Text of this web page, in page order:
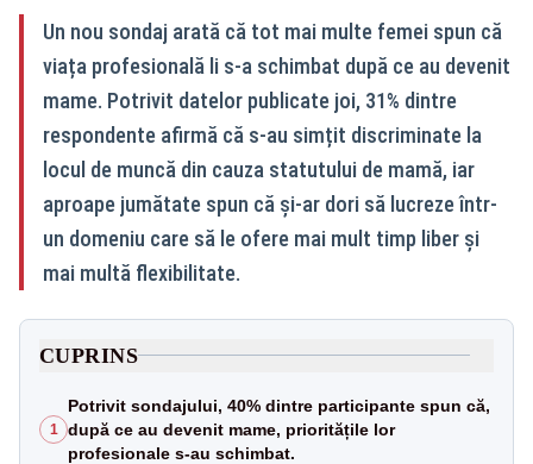
Un nou sondaj arată că tot mai multe femei spun că
viața profesională li s-a schimbat după ce au devenit
mame. Potrivit datelor publicate joi, 31% dintre
respondente afirmă că s-au simțit discriminate la
locul de muncă din cauza statutului de mamă, iar
aproape jumătate spun că și-ar dori să lucreze într-
un domeniu care să le ofere mai mult timp liber și
mai multă flexibilitate.
CUPRINS
1
Potrivit sondajului, 40% dintre participante spun că,
după ce au devenit mame, prioritățile lor
profesionale s-au schimbat.